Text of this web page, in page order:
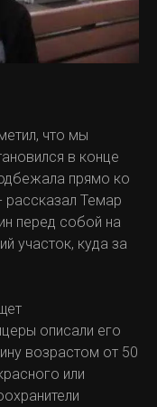
что мы
в конце
прямо ко
рассказал Темар
перед собой на
участок, куда за
описали его
возрастом от 50
или